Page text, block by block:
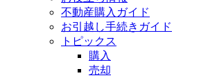
不動産購入ガイド
お引越し手続きガイド
トピックス
購入
売却